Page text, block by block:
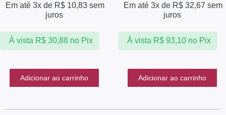
Em até 3x de R$ 10,83 sem
juros
À vista R$30,88 no Pix
Adicionar ao carrinho
Em até 3x de R$ 32,67 sem
juros
À vista R$93,10 no Pix
Adicionar ao carrinho